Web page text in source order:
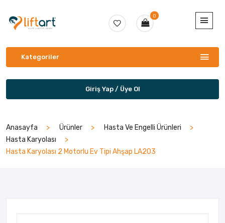
0
Kategoriler
Giriş Yap / Üye Ol
Anasayfa Ürünler
Hasta Ve Engelli Ürünleri
Hasta Karyolası
Hasta Karyolası 2 Motorlu Ev Tipi Ahşap LA203